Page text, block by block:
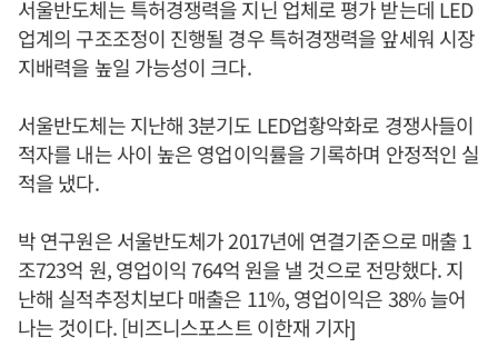
서울반도체는 특허경쟁력을 지닌 업체로 평가 받는데 LED
업계의 구조조정이 진행될 경우 특허경쟁력을 앞세워 시장
지배력을 높일 가능성이 크다.
서울반도체는 지난해 3분기도 LED업황악화로 경쟁사들이
적자를 내는 사이 높은 영업이익률을 기록하며 안정적인 실
적을 냈다.
박 연구원은 서울반도체가 2017년에 연결기준으로 매출 1
조723억 원, 영업이익 764억 원을 낼 것으로 전망했다. 지
난해 실적추정치보다 매출은 11%, 영업이익은 38% 늘어
나는 것이다. [비즈니스포스트 이한재 기자]